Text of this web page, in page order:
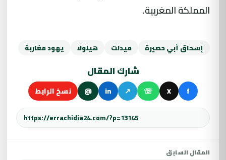
المملكة المغربية.
إسحاق أبي حصيرة ميدلت هيلولا يهود مغاربة
شارك المقال
f
X
☏
↗
in
@ نسخ الرابط
المقال السابق